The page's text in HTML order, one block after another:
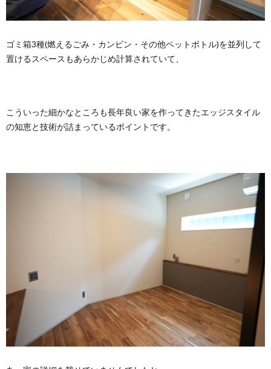
ゴミ箱3種(燃えるごみ・カンビン・その他ペットボトル)を並列して
置けるスペースもあらかじめ計算されていて、
こういった細かなところも長年良い家を作ってきたエッジスタイル
の知恵と技術が詰まっているポイントです。